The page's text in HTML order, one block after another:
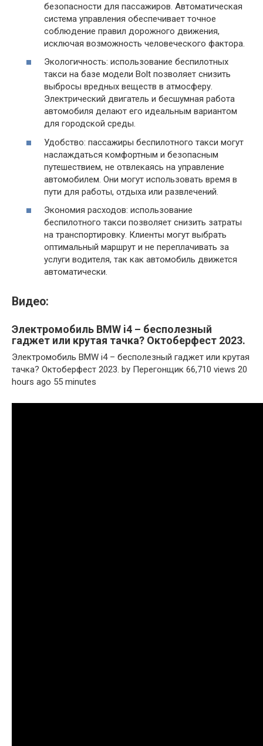
безопасности для пассажиров. Автоматическая
система управления обеспечивает точное
соблюдение правил дорожного движения,
исключая возможность человеческого фактора.
Экологичность: использование беспилотных
такси на базе модели Bolt позволяет снизить
выбросы вредных веществ в атмосферу.
Электрический двигатель и бесшумная работа
автомобиля делают его идеальным вариантом
для городской среды.
Удобство: пассажиры беспилотного такси могут
наслаждаться комфортным и безопасным
путешествием, не отвлекаясь на управление
автомобилем. Они могут использовать время в
пути для работы, отдыха или развлечений.
Экономия расходов: использование
беспилотного такси позволяет снизить затраты
на транспортировку. Клиенты могут выбрать
оптимальный маршрут и не переплачивать за
услуги водителя, так как автомобиль движется
автоматически.
Видео:
Электромобиль BMW i4 – бесполезный
гаджет или крутая тачка? Октоберфест 2023.
Электромобиль BMW i4 – бесполезный гаджет или крутая
тачка? Октоберфест 2023. by Перегонщик 66,710 views 20
hours ago 55 minutes